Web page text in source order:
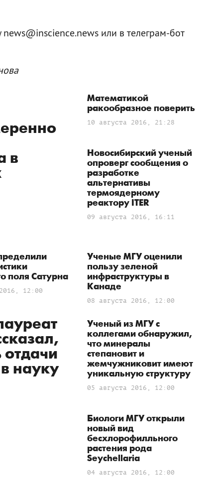
или в телеграм-бот
в
Математикой
ракообразное поверить
10 августа 2016, 21:28
Новосибирский ученый
опроверг сообщения о
разработке
альтернативы
термоядерному
реактору ITER
09 августа 2016, 16:11
поля Сатурна
12:00
Ученые МГУ оценили
пользу зеленой
инфраструктуры в
Канаде
08 августа 2016, 12:00
отдачи
науку
Ученый из МГУ с
коллегами обнаружил,
что минералы
степановит и
жемчужниковит имеют
уникальную структуру
05 августа 2016, 12:00
Биологи МГУ открыли
новый вид
бесхлорофилльного
растения рода
Seychellaria
04 августа 2016, 12:00